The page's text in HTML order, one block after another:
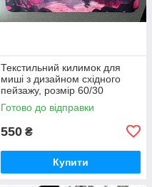
Текстильний килимок для
миші з дизайном східного
пейзажу, розмір 60/30
Готово до відправки
550 ₴
Купити